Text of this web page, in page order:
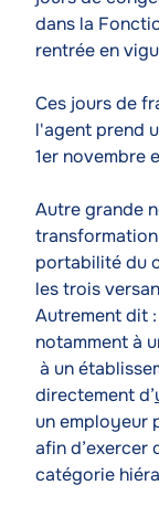
dans la
rentrée en
Ces jours de
l'agent prend
1er novembre
Autre grande
portabilité du
les trois
Autrement dit
notamment à
à un
directement d’
un employeur
afin d’exercer
catégorie